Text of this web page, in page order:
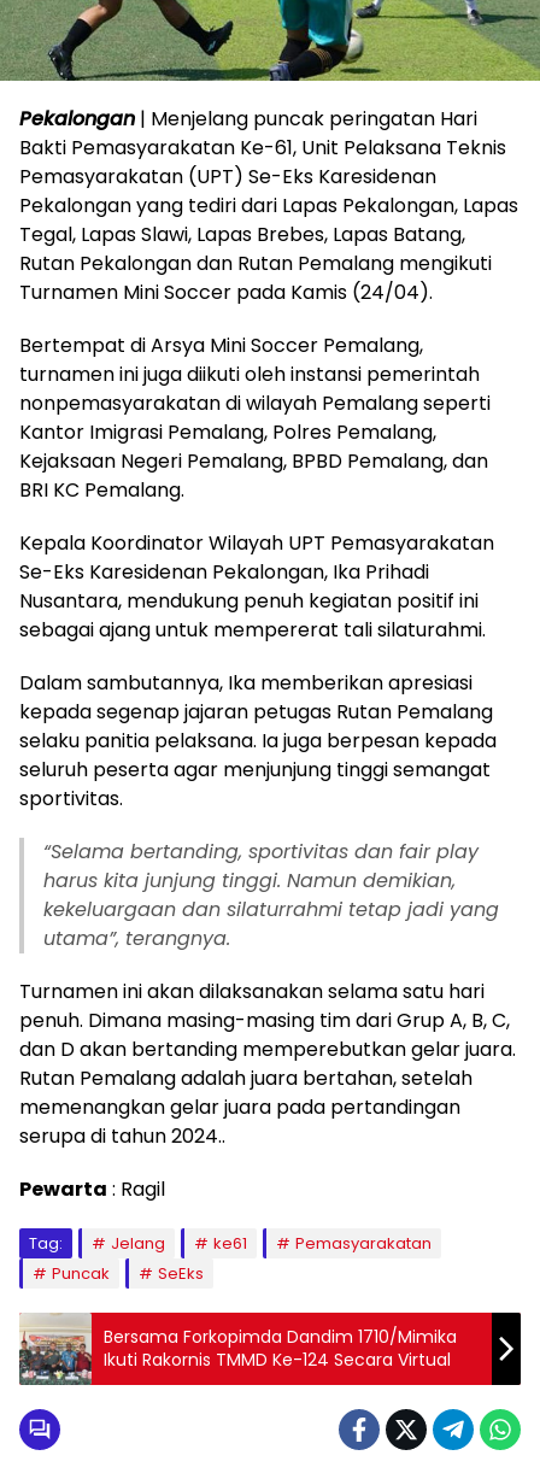
Pekalongan | Menjelang puncak peringatan Hari
Bakti Pemasyarakatan Ke-61, Unit Pelaksana Teknis
Pemasyarakatan (UPT) Se-Eks Karesidenan
Pekalongan yang tediri dari Lapas Pekalongan, Lapas
Tegal, Lapas Slawi, Lapas Brebes, Lapas Batang,
Rutan Pekalongan dan Rutan Pemalang mengikuti
Turnamen Mini Soccer pada Kamis (24/04).
Bertempat di Arsya Mini Soccer Pemalang,
turnamen ini juga diikuti oleh instansi pemerintah
nonpemasyarakatan di wilayah Pemalang seperti
Kantor Imigrasi Pemalang, Polres Pemalang,
Kejaksaan Negeri Pemalang, BPBD Pemalang, dan
BRI KC Pemalang.
Kepala Koordinator Wilayah UPT Pemasyarakatan
Se-Eks Karesidenan Pekalongan, Ika Prihadi
Nusantara, mendukung penuh kegiatan positif ini
sebagai ajang untuk mempererat tali silaturahmi.
Dalam sambutannya, Ika memberikan apresiasi
kepada segenap jajaran petugas Rutan Pemalang
selaku panitia pelaksana. Ia juga berpesan kepada
seluruh peserta agar menjunjung tinggi semangat
sportivitas.
“Selama bertanding, sportivitas dan fair play
harus kita junjung tinggi. Namun demikian,
kekeluargaan dan silaturrahmi tetap jadi yang
utama”, terangnya.
Turnamen ini akan dilaksanakan selama satu hari
penuh. Dimana masing-masing tim dari Grup A, B, C,
dan D akan bertanding memperebutkan gelar juara.
Rutan Pemalang adalah juara bertahan, setelah
memenangkan gelar juara pada pertandingan
serupa di tahun 2024..
Pewarta : Ragil
Tag: Jelang ke61
Pemasyarakatan
Puncak
SeEks
Bersama Forkopimda Dandim 1710/Mimika
Ikuti Rakornis TMMD Ke-124 Secara Virtual